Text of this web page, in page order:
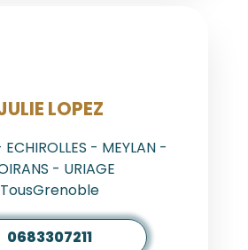
LOPEZ
ECHIROLLES - MEYLAN -
- URIAGE
TousGrenoble
0683307211